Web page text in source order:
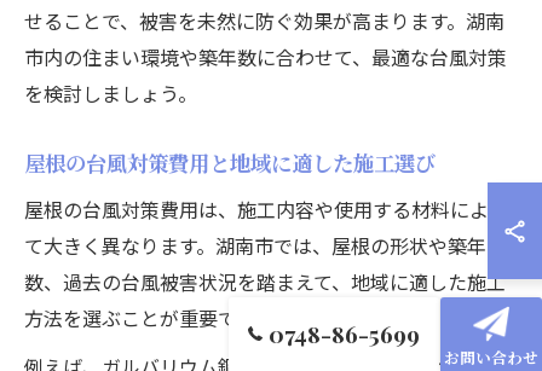
せることで、被害を未然に防ぐ効果が高まります。湖南
市内の住まい環境や築年数に合わせて、最適な台風対策
を検討しましょう。
屋根の台風対策費用と地域に適した施工選び
屋根の台風対策費用は、施工内容や使用する材料によっ
て大きく異なります。湖南市では、屋根の形状や築年
数、過去の台風被害状況を踏まえて、地域に適した施工
方法を選ぶことが重要です。
0748-86-5699
お問い合わせ